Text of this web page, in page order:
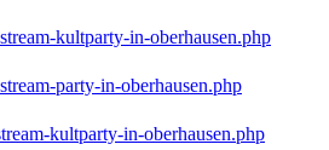
kultparty-in-oberhausen.php
party-in-oberhausen.php
kultparty-in-oberhausen.php